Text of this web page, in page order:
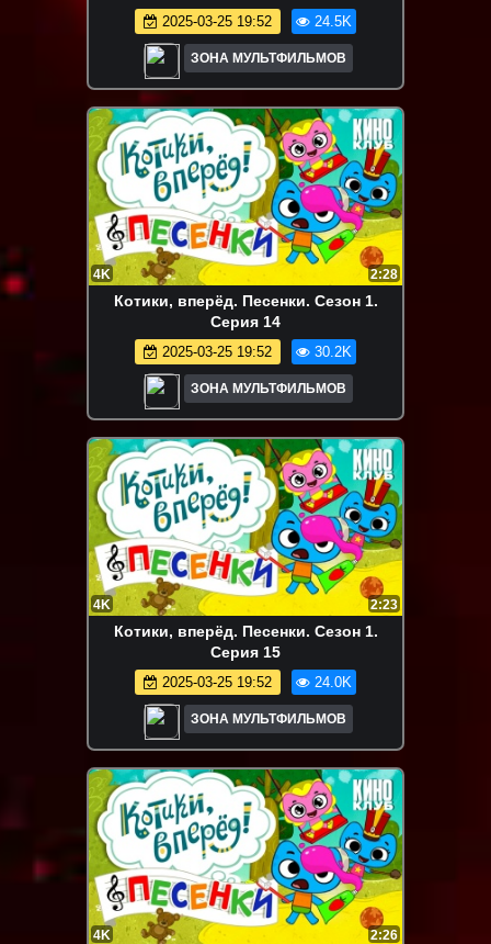
2025-03-25 19:52 24.5K
ЗОНА МУЛЬТФИЛЬМОВ
4K 2:28
Котики, вперёд. Песенки. Сезон 1.
Серия 14
2025-03-25 19:52 30.2K
ЗОНА МУЛЬТФИЛЬМОВ
4K 2:23
Котики, вперёд. Песенки. Сезон 1.
Серия 15
2025-03-25 19:52 24.0K
ЗОНА МУЛЬТФИЛЬМОВ
4K 2:26